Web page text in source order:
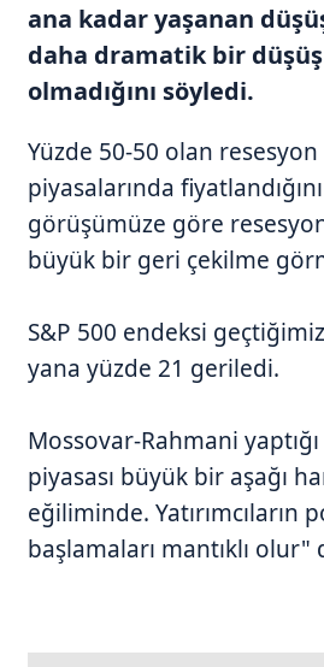
ana kadar yaşanan
daha dramatik bir
olmadığını söyledi.
Yüzde 50-50 olan resesyon
piyasalarında
görüşümüze göre resesyon
büyük bir geri çekilme
S&P 500 endeksi
yana yüzde 21 geriledi.
Mossovar-Rahmani
piyasası büyük bir aşağı
eğiliminde.
başlamaları mantıklı olur"